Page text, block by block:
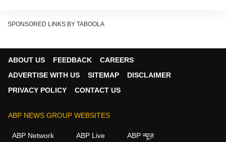
जो कि CJP के मुख्य प्रवक्ता हैं, उन्हें संवाददाता सम्मेलन के लिए
झा के पास गए थे.
SPONSORED LINKS BY TABOOLA
ABOUT US FEEDBACK
CAREERS
ADVERTISE WITH US
SITEMAP
DISCLAIMER
PRIVACY POLICY
CONTACT US
ABP NEWS GROUP WEBSITES
ABP Network ABP Live ABP न्यूज़